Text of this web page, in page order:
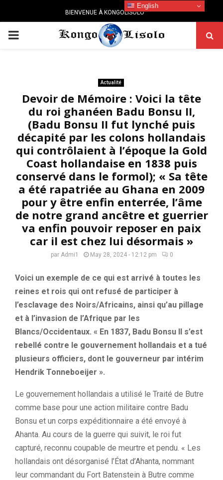
BIENVENUE À KONGOLISOLO
PRIMARY
Actualité
Devoir de Mémoire : Voici la tête
du roi ghanéen Badu Bonsu II,
(Badu Bonsu II fut lynché puis
décapité par les colons hollandais
qui contrôlaient à l’époque la Gold
Coast hollandaise en 1838 puis
conservé dans le formol); « Sa tête
a été rapatriée au Ghana en 2009
pour y être enfin enterrée, l’âme
de notre grand ancêtre et guerrier
va enfin pouvoir reposer en paix
car il est chez lui désormais »
par Admi1 May 28, 2024 - 12:12 pm 0
Voici un exemple de ce qui est arrivé à toutes les
reines et rois qui ont refusé de participer à
l’esclavage des Noirs/Africains, ainsi qu’au pillage
et à l’invasion de l’Afrique par les
Blancs/Occidentaux. « En 1837, Badu Bonsu II s’est
rebellé contre le gouvernement hollandais et a tué
plusieurs officiers, dont le gouverneur par intérim
Hendrik Tonneboeijer ».
Le gouvernement hollandais a utilisé le Traité de Butre
comme base pour une action militaire contre Badu
Bonsu et un corps expéditionnaire a été envoyé à
Ahanta. Au cours de la guerre qui suivit, le roi fut
capturé, reconnu coupable de meurtre et pendu. « Les
hollandais ont désorganisé l’État d’Ahanta, nommant
leur commandant du Fort Batenstein à Butre comme
English